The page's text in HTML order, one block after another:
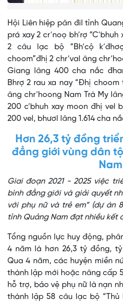
Hội Liên hiệp pân đil tỉnh
prá xay 2 cr’noọ bh’rợ
2 câu lạc bộ “Bh’cộ
choom”đhị 2 chr’val âng
Giang lâng 400 cha nắc
Bhrợ 2 rau xa nay “Đhị choom
âng chr’hoong Nam Trà My
200 c’bhuh xay moon đhị vel
200 vel, bhươl lâng 1.614 cha
Hơn 26,3 tỷ đồng
đẳng giới vùng dân
Nam
Giai đoạn 2021 - 2025 việc
bình đẳng giới và giải quyết
với phụ nữ và trẻ em” (dự án
tỉnh Quảng Nam đạt nhiều kết
Tổng nguồn lực huy động,
4 năm là hơn 26,3 tỷ đồng,
Qua 4 năm, các huyện miền
thành lập mới hoặc nâng cấp
hỗ trợ, bảo vệ phụ nữ là nạn
thành lập 58 câu lạc bộ